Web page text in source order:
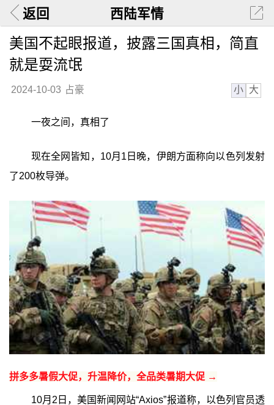
返回 西陆军情
美国不起眼报道，披露三国真相，简直
就是耍流氓
2024-10-03 占豪 小 大
一夜之间，真相了
现在全网皆知，10月1日晚，伊朗方面称向以色列发射
了200枚导弹。
拼多多暑假大促，升温降价，全品类暑期大促 →
10月2日，美国新闻网站“Axios”报道称，以色列官员透